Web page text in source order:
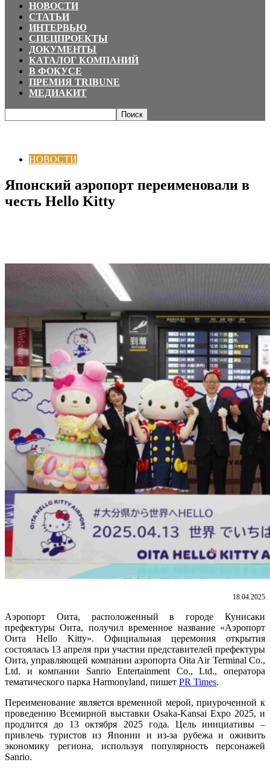
НОВОСТИ
СТАТЬИ
ИНТЕРВЬЮ
СПЕЦПРОЕКТЫ
ДОКУМЕНТЫ
КАТАЛОГ КОМПАНИЙ
В ФОКУСЕ
ПРЕМИЯ TRIBUNE
МЕДИАКИТ
НОВОСТИ
Японский аэропорт переименовали в
честь Hello Kitty
18.04.2025
Аэропорт Оита, расположенный в городе Кунисаки
префектуры Оита, получил временное название «Аэропорт
Оита Hello Kitty». Официальная церемония открытия
состоялась 13 апреля при участии представителей префектуры
Оита, управляющей компании аэропорта Oita Air Terminal Co.,
Ltd. и компании Sanrio Entertainment Co., Ltd., оператора
тематического парка Harmonyland, пишет PR Times.
Переименование является временной мерой, приуроченной к
проведению Всемирной выставки Osaka-Kansai Expo 2025, и
продлится до 13 октября 2025 года. Цель инициативы –
привлечь туристов из Японии и из-за рубежа и оживить
экономику региона, используя популярность персонажей
Sanrio.